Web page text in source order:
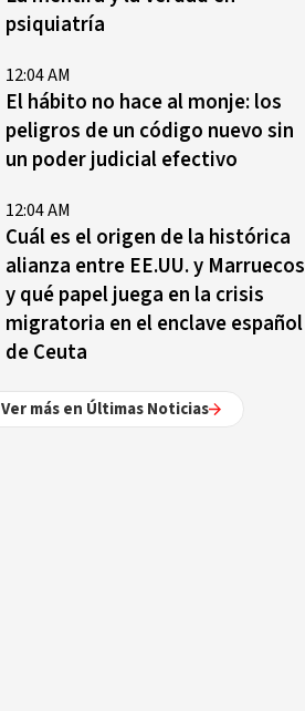
psiquiatría
12:04 AM
El hábito no hace al monje: los
peligros de un código nuevo sin
un poder judicial efectivo
12:04 AM
Cuál es el origen de la histórica
alianza entre EE.UU. y Marruecos
y qué papel juega en la crisis
migratoria en el enclave español
de Ceuta
Ver más en Últimas Noticias